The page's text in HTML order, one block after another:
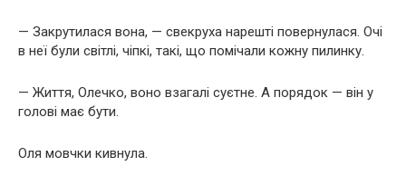
— Закрутилася вона, — свекруха нарешті повернулася. Очі
в неї були світлі, чіпкі, такі, що помічали кожну пилинку.
— Життя, Олечко, воно взагалі суєтне. А порядок — він у
голові має бути.
Оля мовчки кивнула.